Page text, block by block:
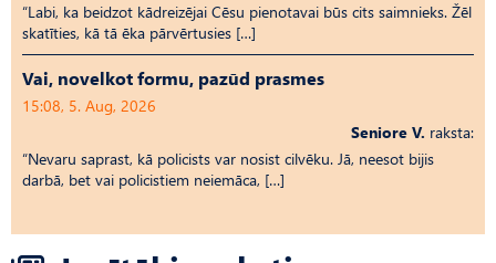
“Labi, ka beidzot kādreizējai Cēsu pienotavai būs cits saimnieks. Žēl
skatīties, kā tā ēka pārvērtusies […]
Vai, novelkot formu, pazūd prasmes
15:08, 5. Aug, 2026
Seniore V. raksta:
“Nevaru saprast, kā policists var nosist cilvēku. Jā, neesot bijis
darbā, bet vai policistiem neiemāca, […]